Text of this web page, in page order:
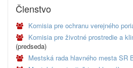
Členstvo
Komisia pre ochranu verejného
Komisia pre životné prostredie a
(predseda)
Mestská rada hlavného mesta SR